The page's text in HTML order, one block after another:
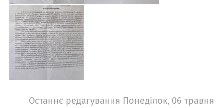
Останнє редагування Понеділок, 06 травня